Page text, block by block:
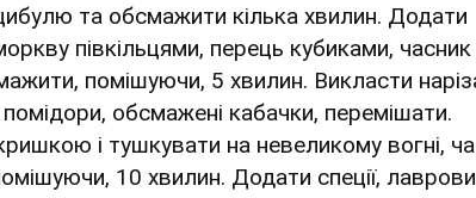
та обсмажити кілька хвилин. Додати
півкільцями, перець кубиками, часник
помішуючи, 5 хвилин. Викласти
обсмажені кабачки, перемішати.
і тушкувати на невеликому вогні,
10 хвилин. Додати спеції,